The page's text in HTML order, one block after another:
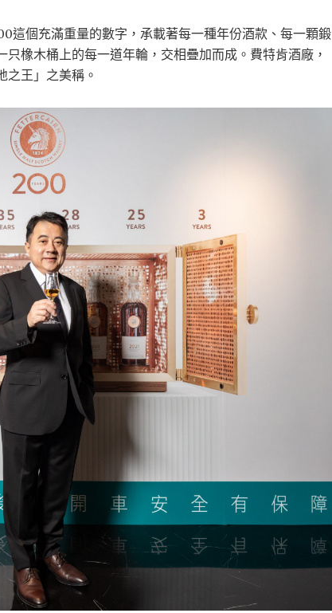
個充滿重量的數字，承載著每一種年份酒款、每一顆鍛
橡木桶上的每一道年輪，交相疊加而成。費特肯酒廠，
之王」之美稱。